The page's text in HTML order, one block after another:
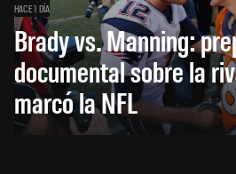
HACE 1 DÍA
Brady vs. Manning:
documental sobre la
marcó la NFL